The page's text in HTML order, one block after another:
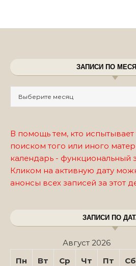
ЗАПИСИ ПО
В помощь тем, кто испытывает
поиском того или иного
календарь - функциональный
Кликом на активную дату
анонсы всех записей за этот
ЗАПИСИ ПО
Август 2026
Пн
Вт Ср Чт Пт Сб